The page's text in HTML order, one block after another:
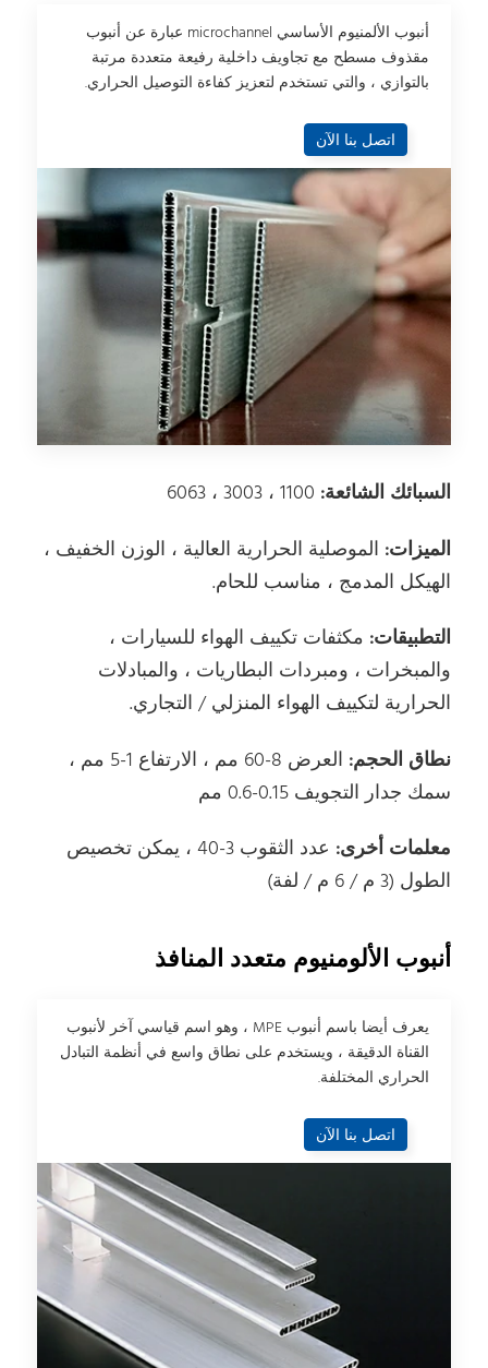
أنبوب الألمنيوم الأساسي microchannel عبارة عن أنبوب
مقذوف مسطح مع تجاويف داخلية رفيعة متعددة مرتبة
بالتوازي ، والتي تستخدم لتعزيز كفاءة التوصيل الحراري.
اتصل بنا الآن
السبائك الشائعة:
الميزات: الموصلية الحرارية العالية ، الوزن الخفيف ،
الهيكل المدمج ، مناسب للحام.
التطبيقات: مكثفات تكييف الهواء للسيارات ،
والمبخرات ، ومبردات البطاريات ، والمبادلات
الحرارية لتكييف الهواء المنزلي / التجاري.
نطاق الحجم:
العرض 8-60 مم ، الارتفاع 1-5 مم ،
سمك جدار التجويف 0.15-0.6 مم
معلمات أخرى:
عدد الثقوب 3-40 ، يمكن تخصيص
الطول (3 م / 6 م / لفة)
أنبوب الألومنيوم متعدد المنافذ
يعرف أيضا باسم أنبوب MPE ، وهو اسم قياسي آخر لأنبوب
القناة الدقيقة ، ويستخدم على نطاق واسع في أنظمة التبادل
الحراري المختلفة.
اتصل بنا الآن